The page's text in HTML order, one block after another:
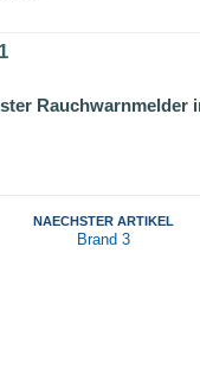
Rauchwarnmelder
NAECHSTER ARTIKEL
Brand 3